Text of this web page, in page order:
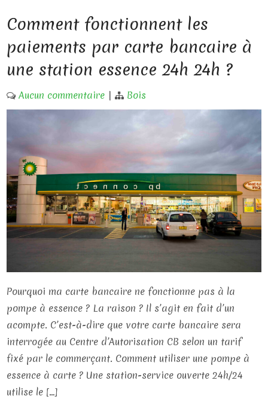
Comment fonctionnent les
paiements par carte bancaire à
une station essence 24h 24h ?
Aucun commentaire | Bois
Pourquoi ma carte bancaire ne fonctionne pas à la
pompe à essence ? La raison ? Il s’agit en fait d’un
acompte. C’est-à-dire que votre carte bancaire sera
interrogée au Centre d’Autorisation CB selon un tarif
fixé par le commerçant. Comment utiliser une pompe à
essence à carte ? Une station-service ouverte 24h/24
utilise le […]